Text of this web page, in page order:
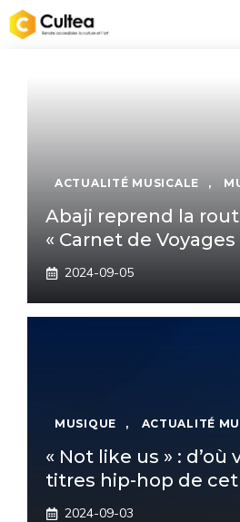
Aller
au
ACTUALITÉ MUSICALE ,
Abaji reprend la
« Carnet de Voyages
2024-09-05
MUSIQUE , ACTUALITÉ
« Not like us » : d’où
titres hip-hop de
2024-09-03